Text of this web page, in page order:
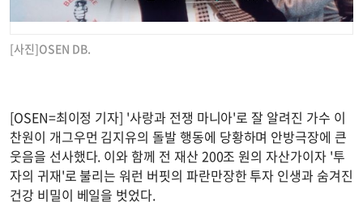
[사진]OSEN DB.
[OSEN=최이정 기자] '사랑과 전쟁 마니아'로 잘 알려진 가수 이
찬원이 개그우먼 김지유의 돌발 행동에 당황하며 안방극장에 큰
웃음을 선사했다. 이와 함께 전 재산 200조 원의 자산가이자 '투
자의 귀재'로 불리는 워런 버핏의 파란만장한 투자 인생과 숨겨진
건강 비밀이 베일을 벗었다.